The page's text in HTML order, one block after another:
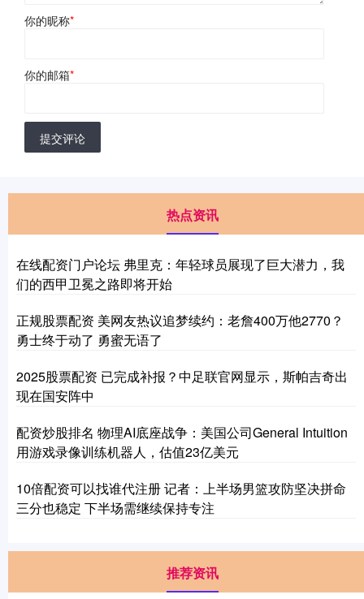
你的昵称*
你的邮箱*
提交评论
热点资讯
在线配资门户论坛 弗里克：年轻球员展现了巨大潜力，我
们的西甲卫冕之路即将开始
正规股票配资 美网友热议追梦续约：老詹400万他2770？
勇士终于动了 勇蜜无语了
2025股票配资 已完成补报？中足联官网显示，斯帕吉奇出
现在国安阵中
配资炒股排名 物理AI底座战争：美国公司General Intuition
用游戏录像训练机器人，估值23亿美元
10倍配资可以找谁代注册 记者：上半场男篮攻防坚决拼命
三分也稳定 下半场需继续保持专注
推荐资讯